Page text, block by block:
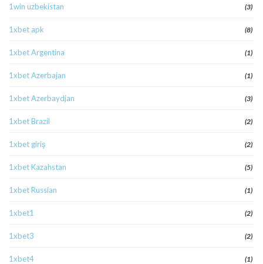
1win uzbekistan (3)
1xbet apk (8)
1xbet Argentina (1)
1xbet Azerbajan (1)
1xbet Azerbaydjan (3)
1xbet Brazil (2)
1xbet giriş (2)
1xbet Kazahstan (5)
1xbet Russian (1)
1xbet1 (2)
1xbet3 (2)
1xbet4 (1)